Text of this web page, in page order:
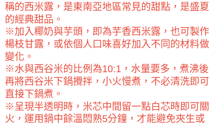
【「AFTEE先享後付」結帳流程】
１．於結帳方式選擇「AFTEE先享後付」後，將跳轉至「AFTEE先享後付」
結帳頁面，進行簡訊認證並確認金額後，即可完成結帳。
２．訂單成立數日內，您將收到繳費通知簡訊。
３．收到繳費通知簡訊後14天內，點擊此簡訊中的連結，可透過四大超商／
ATM／網路銀行／等多元方式進行付款，方視為交易完成。
※ 請注意：結帳手續完成當下不需立刻繳費，但若您需要取消訂單，請聯絡
購買商品的店家。未經商家同意取消之訂單仍視為有效，需透過AFTEE先享
後付繳納相關費用。
※ 交易是否成功請以「AFTEE先享後付 」之結帳頁面顯示為準，若有關於
是否繳費成功／繳費後需取消欲退款等相關疑問，請聯繫「AFTEE先享後付
客戶支援中心」 https://netprotections.freshdesk.com/support/home
全家取貨付款-重量限制含紙箱10kg，請控制商品重量在9~9.5
kg
每筆NT$90，滿NT$990(含以上)免運費
付款後全家取貨-重量限制含紙箱10kg，請控制商品重量在9~
9.5kg
每筆NT$90，滿NT$990(含以上)免運費
7-11取貨付款-重量限制含紙箱10kg，請控制商品重量在9~9.5
kg
每筆NT$90，滿NT$990(含以上)免運費
稱的西米露，是東南亞地區常見的甜點，是盛夏
的經典甜品。
※加入椰奶與芋頭，即為芋香西米露，也可製作
楊枝甘露，或依個人口味喜好加入不同的材料做
變化。
※水與西谷米的比例為10:1，水量要多，煮沸後
再將西谷米下鍋攪拌，小火慢煮，不必清洗即可
直接下鍋煮。
※呈現半透明時，米芯中間留一點白芯時即可關
火，運用鍋中餘溫悶熟5分鐘，才能避免夾生或